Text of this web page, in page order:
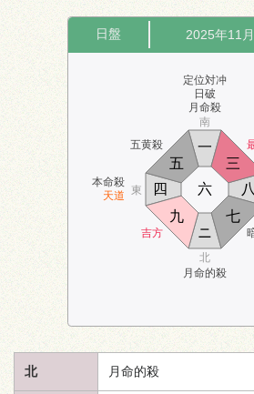
日盤 2025年11
五黄殺
定位対冲
日破
月命殺
本命殺
天道
吉方
月命的殺
南
北
東
ニ
三
四
五
六
七
八
九
一
北 月命的殺